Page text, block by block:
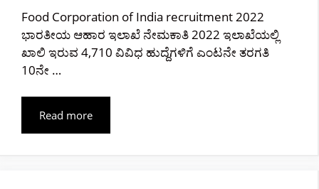
Food Corporation of India recruitment 2022
ಭಾರತೀಯ ಆಹಾರ ಇಲಾಖೆ ನೇಮಕಾತಿ 2022 ಇಲಾಖೆಯಲ್ಲಿ
ಖಾಲಿ ಇರುವ 4,710 ವಿವಿಧ ಹುದ್ದೆಗಳಿಗೆ ಎಂಟನೇ ತರಗತಿ
10ನೇ …
Read more